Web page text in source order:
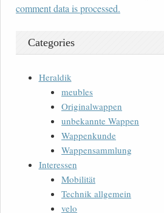
comment data is processed.
Categories
Heraldik
meubles
Originalwappen
unbekannte Wappen
Wappenkunde
Wappensammlung
Interessen
Mobilität
Technik allgemein
velo